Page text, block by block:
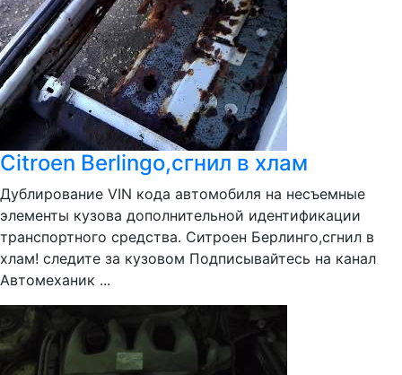
Citroen Berlingo,сгнил в хлам
Дублирование VIN кода автомобиля на несъемные
элементы кузова дополнительной идентификации
транспортного средства. Ситроен Берлинго,сгнил в
хлам! следите за кузовом Подписывайтесь на канал
Автомеханик ...